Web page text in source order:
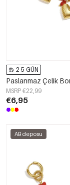
2-5 GÜN
MSRP €22,99
€6,95
AB deposu